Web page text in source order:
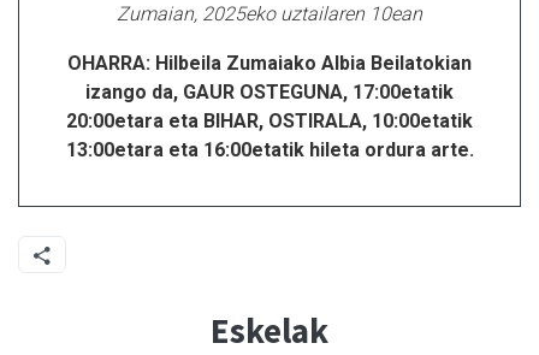
Zumaian, 2025eko uztailaren 10ean
OHARRA: Hilbeila Zumaiako Albia Beilatokian
izango da, GAUR OSTEGUNA, 17:00etatik
20:00etara eta BIHAR, OSTIRALA, 10:00etatik
13:00etara eta 16:00etatik hileta ordura arte.
Eskelak